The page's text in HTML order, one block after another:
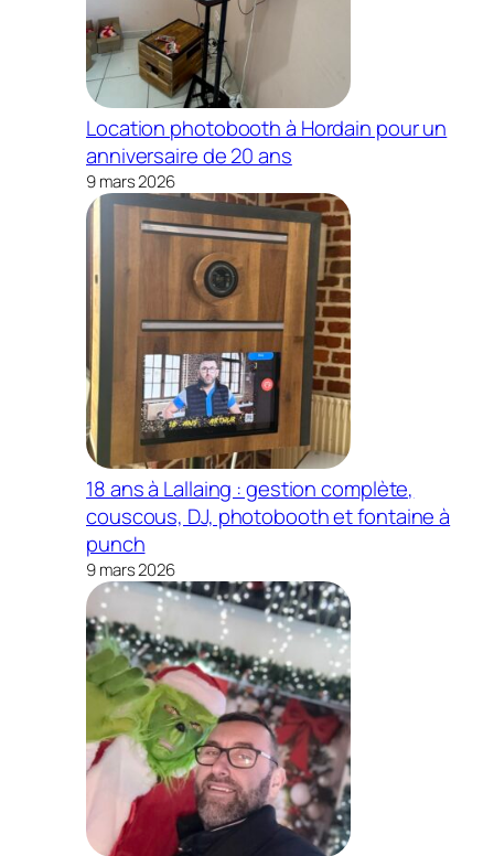
Location photobooth à Hordain pour un
anniversaire de 20 ans
9 mars 2026
18 ans à Lallaing : gestion complète,
couscous, DJ, photobooth et fontaine à
punch
9 mars 2026